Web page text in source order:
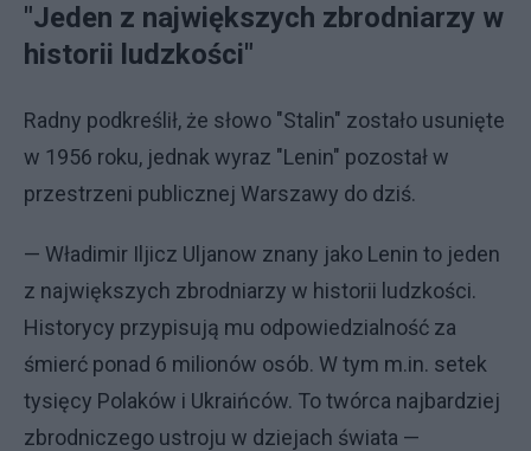
"Jeden z największych zbrodniarzy w
historii ludzkości"
Radny podkreślił, że słowo "Stalin" zostało usunięte
w 1956 roku, jednak wyraz "Lenin" pozostał w
przestrzeni publicznej Warszawy do dziś.
— Władimir Iljicz Uljanow znany jako Lenin to jeden
z największych zbrodniarzy w historii ludzkości.
Historycy przypisują mu odpowiedzialność za
śmierć ponad 6 milionów osób. W tym m.in. setek
tysięcy Polaków i Ukraińców. To twórca najbardziej
zbrodniczego ustroju w dziejach świata —